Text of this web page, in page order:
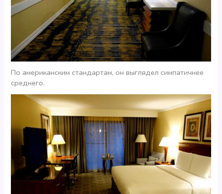
По американским стандартам, он выглядел симпатичнее
среднего.